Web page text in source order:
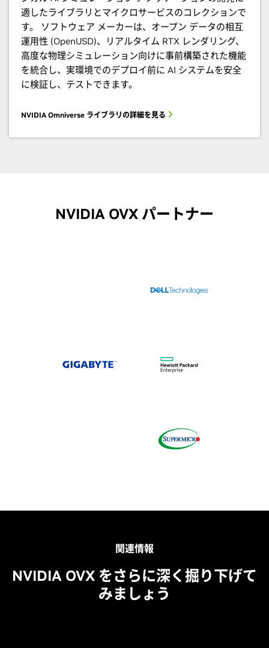
適したライブラリとマイクロサービスのコレクションで
す。 ソフトウェア メーカーは、オープン データの相互
運用性 (OpenUSD)、リアルタイム RTX レンダリング、
高度な物理シミュレーション向けに事前構築された機能
を統合し、実環境でのデプロイ前に AI システムを安全
に検証し、テストできます。
NVIDIA Omniverse ライブラリの詳細を見る
NVIDIA OVX パートナー
関連情報
NVIDIA OVX をさらに深く掘り下げて
みましょう